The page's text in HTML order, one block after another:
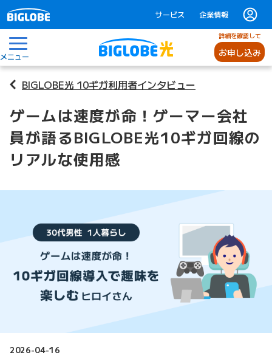
サービス 企業情報
メニュー
詳細を確認して
お申し込み
BIGLOBE光 10ギガ利用者インタビュー
ゲームは速度が命！ゲーマー会社
員が語るBIGLOBE光10ギガ回線の
リアルな使用感
2026-04-16